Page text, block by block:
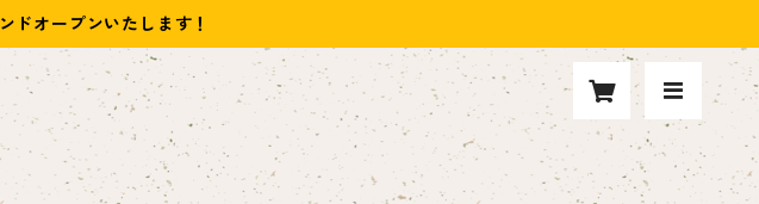
オープンいたします！